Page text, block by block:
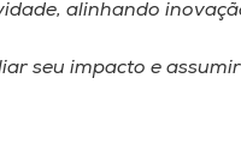
alinhando
seu impacto e